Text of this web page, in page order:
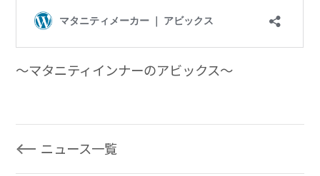
～マタニティインナーのアビックス～
ニュース一覧